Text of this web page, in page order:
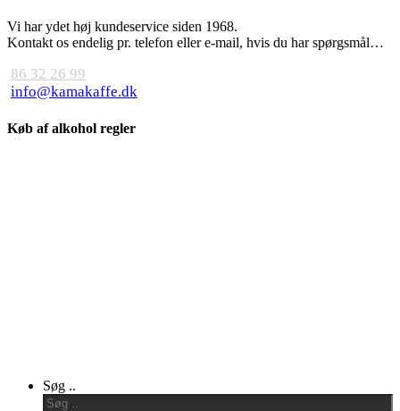
Vi har ydet høj kundeservice siden 1968.
Kontakt os endelig pr. telefon eller e-mail, hvis du har spørgsmål…
86 32 26 99
info@kamakaffe.dk
Køb af alkohol regler
Menu
Søg ..